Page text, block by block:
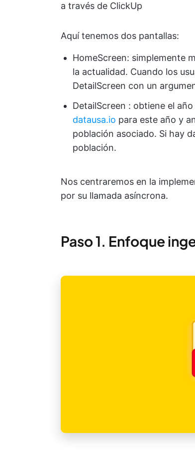
a través de ClickUp
Aquí tenemos dos pantallas:
HomeScreen: simplemente
la actualidad. Cuando los
DetailScreen con un
DetailScreen : obtiene el
datausa.io para este año y
población asociado. Si hay
población.
Nos centraremos en la
por su llamada asíncrona.
Paso 1. Enfoque